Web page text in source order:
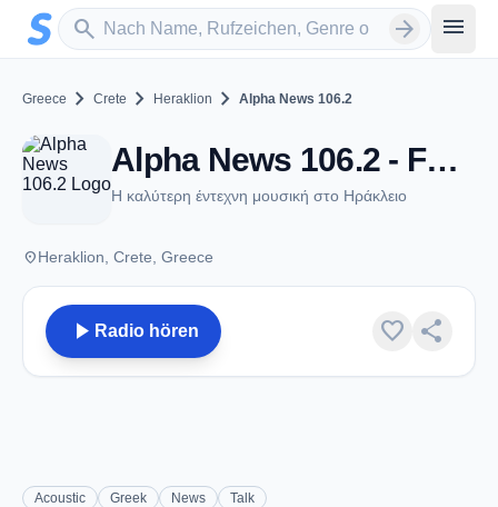
Zum Hauptinhalt springen
search
Sender suchen arrow_forward menu
Greece chevron_right Crete chevron_right Heraklion chevron_right Alpha News 106.2
Alpha News 106.2 - FM 106.2 - Heraklion
Η καλύτερη έντεχνη μουσική στο Ηράκλειο
placeHeraklion, Crete, Greece
play_arrow Radio hören favorite share
Acoustic Greek News Talk